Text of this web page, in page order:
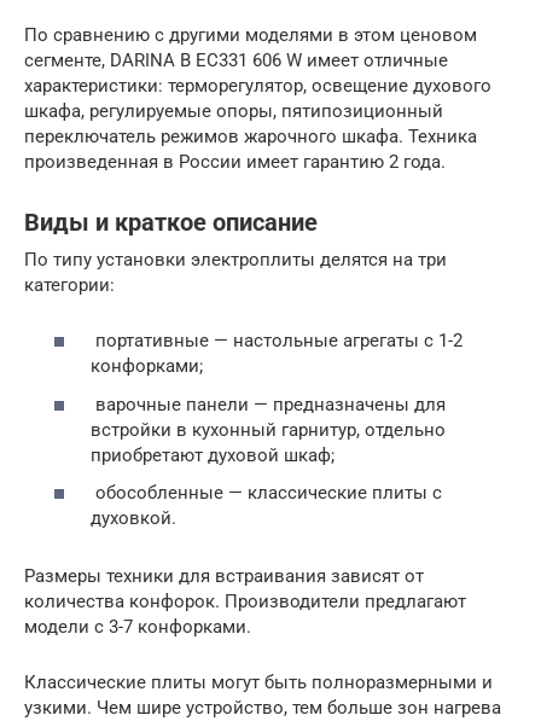
По сравнению с другими моделями в этом ценовом
сегменте, DARINA B EC331 606 W имеет отличные
характеристики: терморегулятор, освещение духового
шкафа, регулируемые опоры, пятипозиционный
переключатель режимов жарочного шкафа. Техника
произведенная в России имеет гарантию 2 года.
Виды и краткое описание
По типу установки электроплиты делятся на три
категории:
портативные — настольные агрегаты с 1-2
конфорками;
варочные панели — предназначены для
встройки в кухонный гарнитур, отдельно
приобретают духовой шкаф;
обособленные — классические плиты с
духовкой.
Размеры техники для встраивания зависят от
количества конфорок. Производители предлагают
модели с 3-7 конфорками.
Классические плиты могут быть полноразмерными и
узкими. Чем шире устройство, тем больше зон нагрева